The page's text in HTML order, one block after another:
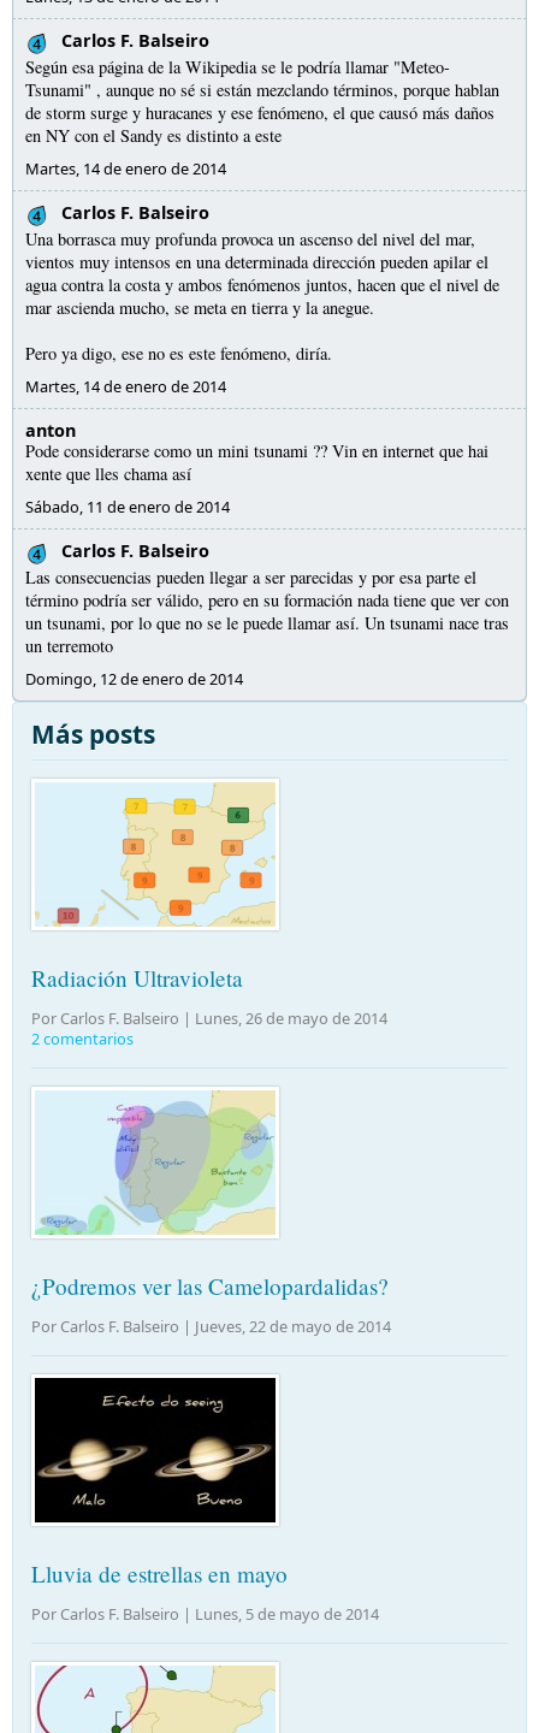
Carlos F. Balseiro
Según esa página de la Wikipedia se le podría llamar "Meteo-
Tsunami" , aunque no sé si están mezclando términos, porque hablan
de storm surge y huracanes y ese fenómeno, el que causó más daños
en NY con el Sandy es distinto a este
Martes, 14 de enero de 2014
Carlos F. Balseiro
Una borrasca muy profunda provoca un ascenso del nivel del mar,
vientos muy intensos en una determinada dirección pueden apilar el
agua contra la costa y ambos fenómenos juntos, hacen que el nivel de
mar ascienda mucho, se meta en tierra y la anegue.
Pero ya digo, ese no es este fenómeno, diría.
Martes, 14 de enero de 2014
anton
Pode considerarse como un mini tsunami ?? Vin en internet que hai
xente que lles chama así
Sábado, 11 de enero de 2014
Carlos F. Balseiro
Las consecuencias pueden llegar a ser parecidas y por esa parte el
término podría ser válido, pero en su formación nada tiene que ver con
un tsunami, por lo que no se le puede llamar así. Un tsunami nace tras
un terremoto
Domingo, 12 de enero de 2014
Más posts
Radiación Ultravioleta
Por Carlos F. Balseiro | Lunes, 26 de mayo de 2014
2 comentarios
¿Podremos ver las Camelopardalidas?
Por Carlos F. Balseiro | Jueves, 22 de mayo de 2014
Lluvia de estrellas en mayo
Por Carlos F. Balseiro | Lunes, 5 de mayo de 2014